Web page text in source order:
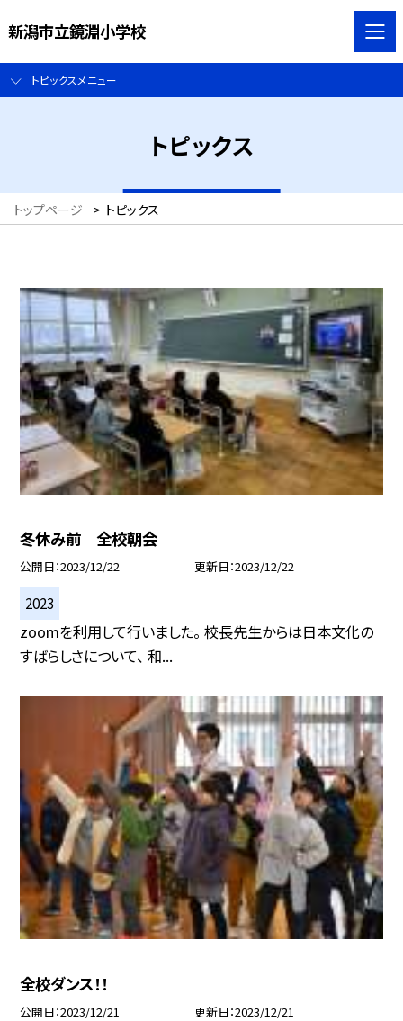
新潟市立鏡淵小学校
トピックスメニュー
トピックス
トップページ > トピックス
冬休み前 全校朝会
公開日 2023/12/22 更新日 2023/12/22
2023
zoomを利用して行いました。 校長先生からは日本文化の
すばらしさについて、 和...
全校ダンス！！
公開日 2023/12/21 更新日 2023/12/21